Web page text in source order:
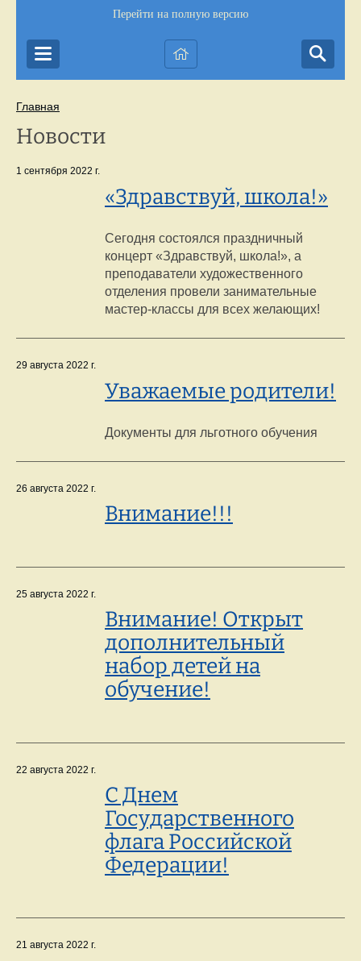
Перейти на полную версию
Главная
Новости
1 сентября 2022 г.
«Здравствуй, школа!»
Сегодня состоялся праздничный
концерт «Здравствуй, школа!», а
преподаватели художественного
отделения провели занимательные
мастер-классы для всех желающих!
29 августа 2022 г.
Уважаемые родители!
Документы для льготного обучения
26 августа 2022 г.
Внимание!!!
25 августа 2022 г.
Внимание! Открыт
дополнительный
набор детей на
обучение!
22 августа 2022 г.
С Днем
Государственного
флага Российской
Федерации!
21 августа 2022 г.